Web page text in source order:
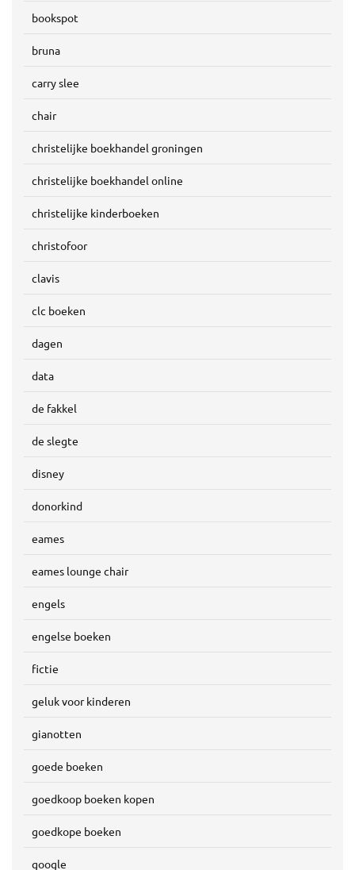
bookspot
bruna
carry slee
chair
christelijke boekhandel groningen
christelijke boekhandel online
christelijke kinderboeken
christofoor
clavis
clc boeken
dagen
data
de fakkel
de slegte
disney
donorkind
eames
eames lounge chair
engels
engelse boeken
fictie
geluk voor kinderen
gianotten
goede boeken
goedkoop boeken kopen
goedkope boeken
google